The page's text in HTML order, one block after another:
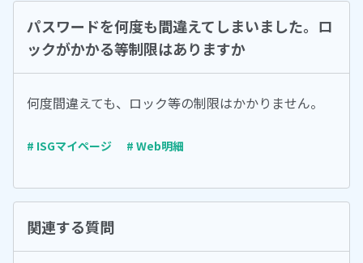
パスワードを何度も間違えてしまいました。ロ
ックがかかる等制限はありますか
何度間違えても、ロック等の制限はかかりません。
# ISGマイページ # Web明細
関連する質問